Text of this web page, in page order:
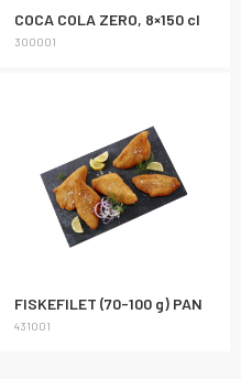
COCA COLA ZERO, 8×150 cl
300001
FISKEFILET (70-100 g) PAN
431001